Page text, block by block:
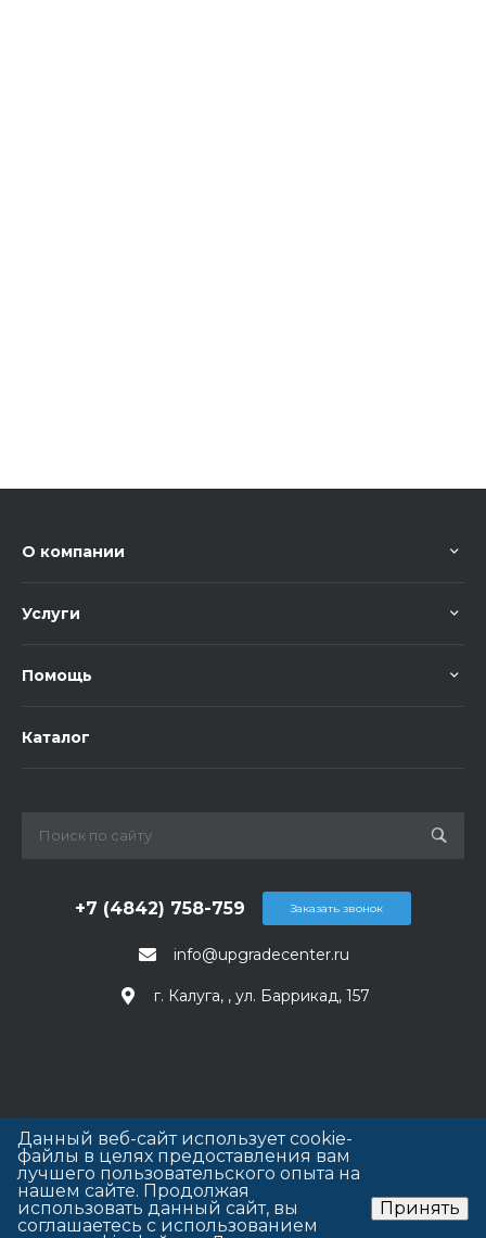
О компании
Услуги
Помощь
Каталог
info@upgradecenter.ru
+7 (4842) 758-759
г. Калуга, , ул. Баррикад, 157
Заказать звонок
Данный веб-сайт использует cookie-
файлы в целях предоставления вам
лучшего пользовательского опыта на
нашем сайте. Продолжая
использовать данный сайт, вы
соглашаетесь с использованием
Принять